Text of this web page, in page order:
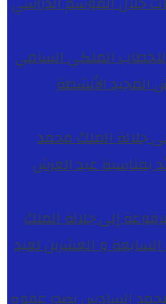
الملكي السامي
الأنشطة
جلالة الملك محمد
بمناسبة عيد العرش
إلى جلالة الملك
و العشرين لعيد
السادس يصدر عفوه